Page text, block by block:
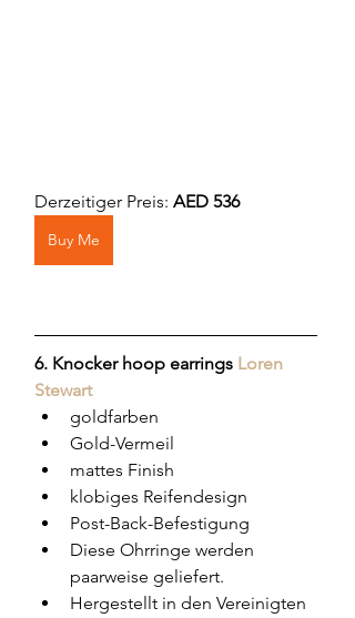
Derzeitiger Preis: AED 536
Buy Me
6. Knocker hoop earrings Loren
Stewart
goldfarben
Gold-Vermeil
mattes Finish
klobiges Reifendesign
Post-Back-Befestigung
Diese Ohrringe werden
paarweise geliefert.
Hergestellt in den Vereinigten